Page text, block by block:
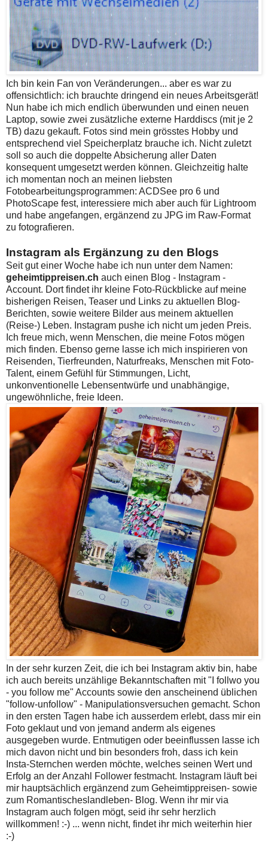
Ich bin kein Fan von Veränderungen... aber es war zu
offensichtlich: ich brauchte dringend ein neues Arbeitsgerät!
Nun habe ich mich endlich überwunden und einen neuen
Laptop, sowie zwei zusätzliche externe Harddiscs (mit je 2
TB) dazu gekauft. Fotos sind mein grösstes Hobby und
entsprechend viel Speicherplatz brauche ich. Nicht zuletzt
soll so auch die doppelte Absicherung aller Daten
konsequent umgesetzt werden können. Gleichzeitig halte
ich momentan noch an meinen liebsten
Fotobearbeitungsprogrammen: ACDSee pro 6 und
PhotoScape fest, interessiere mich aber auch für Lightroom
und habe angefangen, ergänzend zu JPG im Raw-Format
zu fotografieren.
Instagram als Ergänzung zu den Blogs
Seit gut einer Woche habe ich nun unter dem Namen:
geheimtippreisen.ch auch einen Blog - Instagram -
Account. Dort findet ihr kleine Foto-Rückblicke auf meine
bisherigen Reisen, Teaser und Links zu aktuellen Blog-
Berichten, sowie weitere Bilder aus meinem aktuellen
(Reise-) Leben. Instagram pushe ich nicht um jeden Preis.
Ich freue mich, wenn Menschen, die meine Fotos mögen
mich finden. Ebenso gerne lasse ich mich inspirieren von
Reisenden, Tierfreunden, Naturfreaks, Menschen mit Foto-
Talent, einem Gefühl für Stimmungen, Licht,
unkonventionelle Lebensentwürfe und unabhängige,
ungewöhnliche, freie Ideen.
In der sehr kurzen Zeit, die ich bei Instagram aktiv bin, habe
ich auch bereits unzählige Bekanntschaften mit "I follwo you
- you follow me" Accounts sowie den anscheinend üblichen
"follow-unfollow" - Manipulationsversuchen gemacht. Schon
in den ersten Tagen habe ich ausserdem erlebt, dass mir ein
Foto geklaut und von jemand anderm als eigenes
ausgegeben wurde. Entmutigen oder beeinflussen lasse ich
mich davon nicht und bin besonders froh, dass ich kein
Insta-Sternchen werden möchte, welches seinen Wert und
Erfolg an der Anzahl Follower festmacht. Instagram läuft bei
mir hauptsächlich ergänzend zum Geheimtippreisen- sowie
zum Romantischeslandleben- Blog. Wenn ihr mir via
Instagram auch folgen mögt, seid ihr sehr herzlich
willkommen! :-) ... wenn nicht, findet ihr mich weiterhin hier
:-)